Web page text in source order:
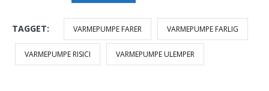
TAGGET: VARMEPUMPE FARER VARMEPUMPE FARLIG
VARMEPUMPE RISICI VARMEPUMPE ULEMPER